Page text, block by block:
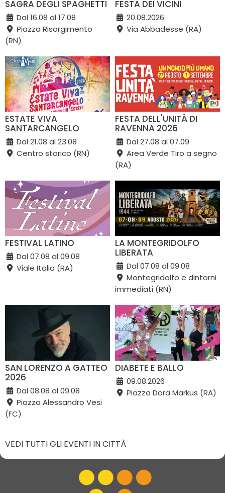
SAGRA DEGLI SPAGHETTI
Dal 16.08 al 17.08
Piazza Risorgimento
(RN)
FESTA DEI VICINI
20.08.2026
Via Abbadesse (RA)
ESTATE VIVA
SANTARCANGELO
Dal 21.08 al 23.08
Centro storico (RN)
FESTA DELL'UNITÀ DI
RAVENNA 2026
Dal 27.08 al 07.09
Area Verde Tiro a segno
(RA)
FESTIVAL LATINO
Dal 07.08 al 09.08
Viale Italia (RA)
LA MONTEGRIDOLFO
LIBERATA
Dal 07.08 al 09.08
Montegridolfo e dintorni
immediati (RN)
SAN LORENZO A GATTEO
2026
Dal 08.08 al 09.08
Piazza Alessandro Vesi
(FC)
DIABETE E BALLO
09.08.2026
Piazza Dora Markus (RA)
VEDI TUTTI GLI EVENTI IN CITTÀ